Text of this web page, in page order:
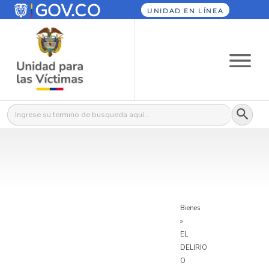
UNIDAD EN LÍNEA
Buscar: Botón
Bienes
»
EL
DELIRIO
O